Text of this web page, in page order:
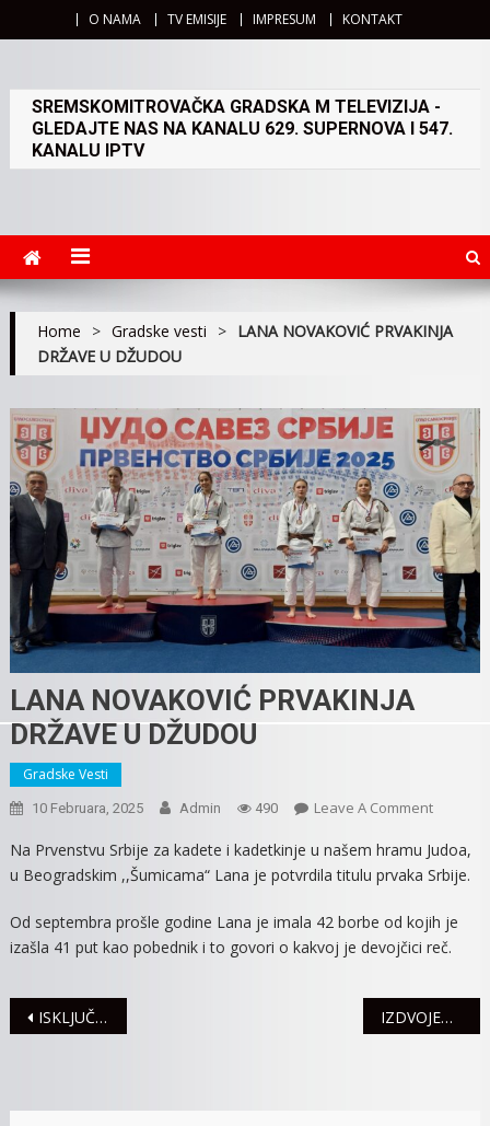
O NAMA TV EMISIJE IMPRESUM KONTAKT
SREMSKOMITROVAČKA GRADSKA M TELEVIZIJA -
GLEDAJTE NAS NA KANALU 629. SUPERNOVA I 547.
KANALU IPTV
Home > Gradske vesti > LANA NOVAKOVIĆ PRVAKINJA
DRŽAVE U DŽUDOU
LANA NOVAKOVIĆ PRVAKINJA
DRŽAVE U DŽUDOU
Gradske Vesti
10 Februara, 2025 Admin 490 Leave A CommentOn
U
DŽUDOU
Na Prvenstvu Srbije za kadete i kadetkinje u našem hramu Judoa,
u Beogradskim ,,Šumicama“ Lana je potvrdila titulu prvaka Srbije.
Od septembra prošle godine Lana je imala 42 borbe od kojih je
izašla 41 put kao pobednik i to govori o kakvoj je devojčici reč.
Navigacija
ISKLJUČENJA STRUJE ZA UTORAK, 11. FEBRUAR IZDVOJENA SREDSTVA ZA NABAVKU SPECIJALIZOVANOG TERENSKOG VOZILA ZA UZORKOVANJE ZEMLJIŠTA